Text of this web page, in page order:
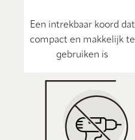
Een intrekbaar koord dat
compact en makkelijk te
gebruiken is